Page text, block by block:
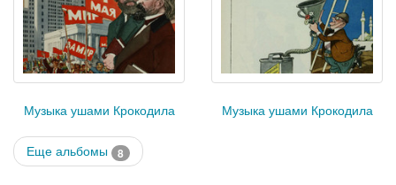
Музыка ушами Крокодила Музыка ушами Крокодила
Еще альбомы 8